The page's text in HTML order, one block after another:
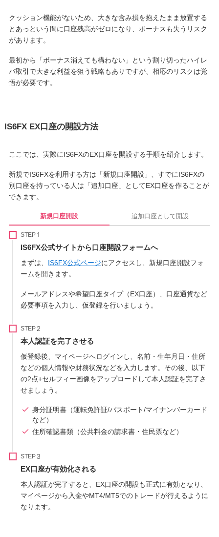
クッション機能がないため、大きな含み損を抱えたまま放置する
とあっという間に口座残高がゼロになり、ボーナスも失うリスク
があります。
最初から「ボーナス消えても構わない」という割り切ったハイレ
バ取引で大きな利益を狙う戦略もありですが、相応のリスクは覚
悟が必要です。
IS6FX EX口座の開設方法
ここでは、実際にIS6FXのEX口座を開設する手順を紹介します。
新規でIS6FXを利用する方は「新規口座開設」、すでにIS6FXの
別口座を持っている人は「追加口座」としてEX口座を作ることが
できます。
新規口座開設 追加口座として開設
STEP
IS6FX公式サイトから口座開設フォームへ
まずは、 IS6FX公式ページにアクセスし、新規口座開設フォ
ームを開きます。
メールアドレスや希望口座タイプ（EX口座）、口座通貨など
必要事項を入力し、仮登録を行いましょう。
STEP
本人認証を完了させる
仮登録後、マイページへログインし、名前・生年月日・住所
などの個人情報や財務状況などを入力します。その後、以下
の2点+セルフィー画像をアップロードして本人認証を完了さ
せましょう。
身分証明書（運転免許証/パスポート/マイナンバーカード
など）
住所確認書類（公共料金の請求書・住民票など）
STEP
EX口座が有効化される
本人認証が完了すると、EX口座の開設も正式に有効となり、
マイページから入金やMT4/MT5でのトレードが行えるように
なります。